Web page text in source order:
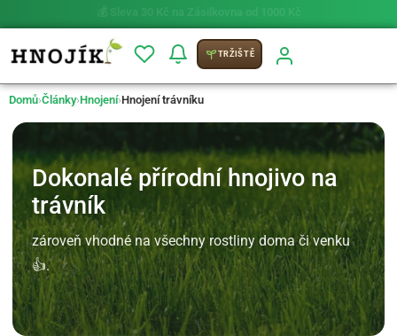
TRŽIŠTĚ
Domů›Články›Hnojení›Hnojení trávníku
Dokonalé přírodní hnojivo na
trávník
zároveň vhodné na všechny rostliny doma či venku
👍.